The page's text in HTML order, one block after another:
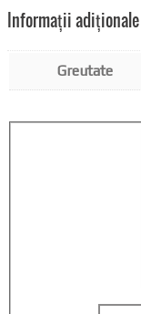
Informații adiționale
Greutate